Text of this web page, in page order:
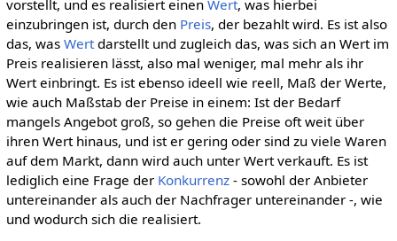
vorstellt, und es realisiert einen Wert, was hierbei
einzubringen ist, durch den Preis, der bezahlt wird. Es ist also
das, was Wertdarstellt und zugleich das, was sich an Wert im
Preis realisieren lässt, also mal weniger, mal mehr als ihr
Wert einbringt. Es ist ebenso ideell wie reell, Maß der Werte,
wie auch Maßstab der Preise in einem: Ist der Bedarf
mangels Angebot groß, so gehen die Preise oft weit über
ihren Wert hinaus, und ist er gering oder sind zu viele Waren
auf dem Markt, dann wird auch unter Wert verkauft. Es ist
lediglich eine Frage der Konkurrenz- sowohl der Anbieter
untereinander als auch der Nachfrager untereinander -, wie
und wodurch sich die realisiert.